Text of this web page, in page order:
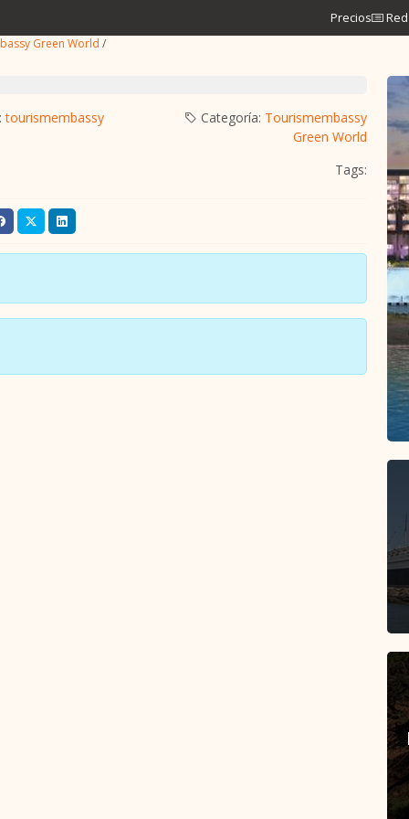
Precios Red
Green World /
tourismembassy Categoría: Tourismembassy
Green World
Tags: